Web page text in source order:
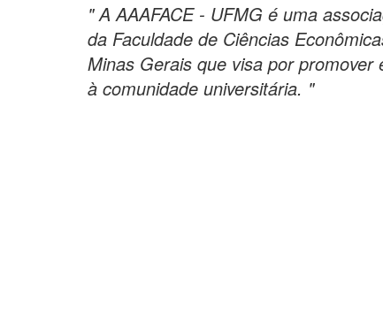
" A AAAFACE - UFMG é uma
da Faculdade de Ciências
Minas Gerais que visa por
à comunidade universitária. "